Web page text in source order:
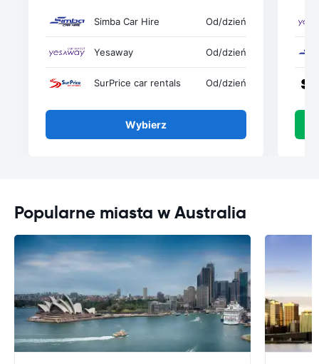
Simba Car Hire Od/dzień
Yesaway Od/dzień
SurPrice car rentals Od/dzień
Wybierz
Popularne miasta w Australia